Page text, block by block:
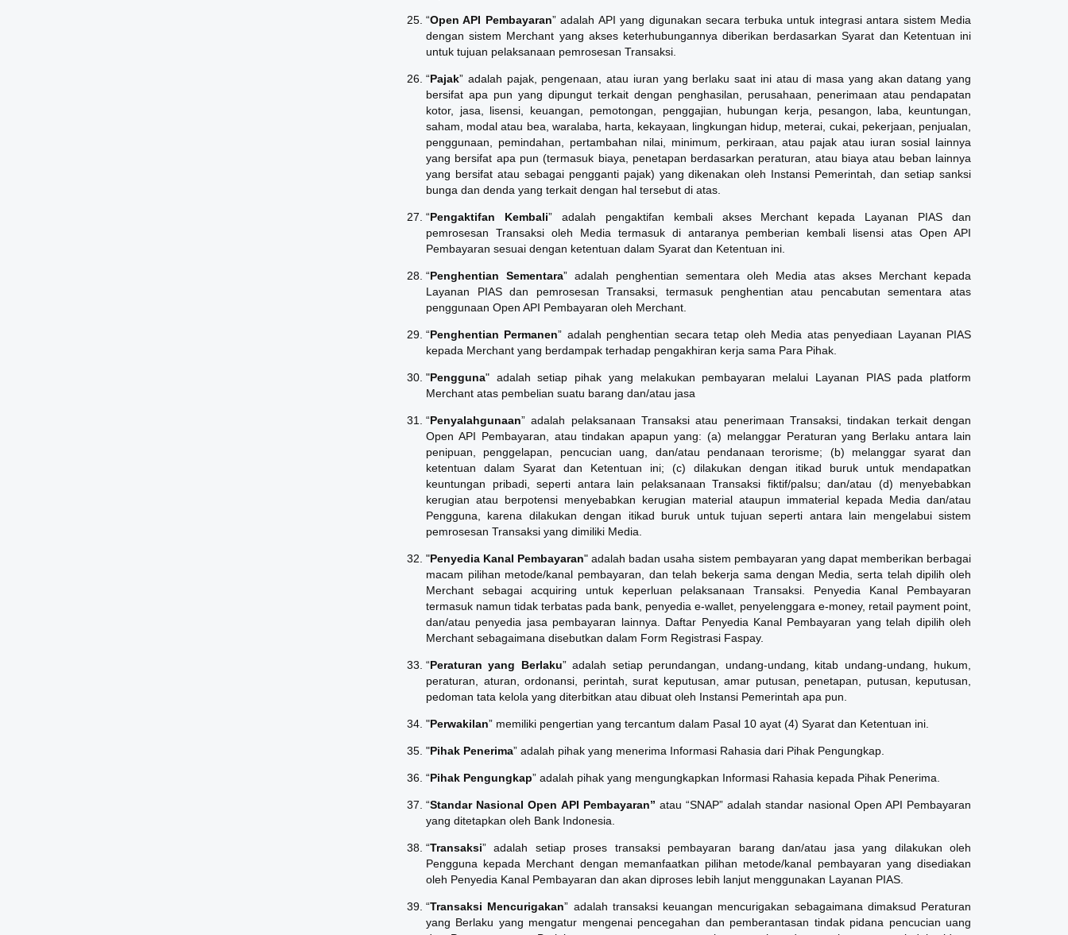
“OpenAPI Pembayaran” adalah API yang digunakan secara terbuka untuk integrasi antara sistem Media
dengan sistem Merchant yang akses keterhubungannya diberikan berdasarkan Syarat dan Ketentuan ini
untuk tujuan pelaksanaan pemrosesan Transaksi.
“Pajak” adalah pajak, pengenaan, atau iuran yang berlaku saat ini atau di masa yang akan datang yang
bersifat apa pun yang dipungut terkait dengan penghasilan, perusahaan, penerimaan atau pendapatan
kotor, jasa, lisensi, keuangan, pemotongan, penggajian, hubungan kerja, pesangon, laba, keuntungan,
saham, modal atau bea, waralaba, harta, kekayaan, lingkungan hidup, meterai, cukai, pekerjaan, penjualan,
penggunaan, pemindahan, pertambahan nilai, minimum, perkiraan, atau pajak atau iuran sosial lainnya
yang bersifat apa pun (termasuk biaya, penetapan berdasarkan peraturan, atau biaya atau beban lainnya
yang bersifat atau sebagai pengganti pajak) yang dikenakan oleh Instansi Pemerintah, dan setiap sanksi
bunga dan denda yang terkait dengan hal tersebut di atas.
“Pengaktifan Kembali” adalah pengaktifan kembali akses Merchant kepada Layanan PIAS dan
pemrosesan Transaksi oleh Media termasuk di antaranya pemberian kembali lisensi atas Open API
Pembayaran sesuai dengan ketentuan dalam Syarat dan Ketentuan ini.
“Penghentian Sementara” adalah penghentian sementara oleh Media atas akses Merchant kepada
Layanan PIAS dan pemrosesan Transaksi, termasuk penghentian atau pencabutan sementara atas
penggunaan Open API Pembayaran oleh Merchant.
“Penghentian Permanen” adalah penghentian secara tetap oleh Media atas penyediaan Layanan PIAS
kepada Merchant yang berdampak terhadap pengakhiran kerja sama Para Pihak.
"Pengguna" adalah setiap pihak yang melakukan pembayaran melalui Layanan PIAS pada platform
Merchant atas pembelian suatu barang dan/atau jasa
“Penyalahgunaan” adalah pelaksanaan Transaksi atau penerimaan Transaksi, tindakan terkait dengan
Open API Pembayaran, atau tindakan apapun yang: (a) melanggar Peraturan yang Berlaku antara lain
penipuan, penggelapan, pencucian uang, dan/atau pendanaan terorisme; (b) melanggar syarat dan
ketentuan dalam Syarat dan Ketentuan ini; (c) dilakukan dengan itikad buruk untuk mendapatkan
keuntungan pribadi, seperti antara lain pelaksanaan Transaksi fiktif/palsu; dan/atau (d) menyebabkan
kerugian atau berpotensi menyebabkan kerugian material ataupun immaterial kepada Media dan/atau
Pengguna, karena dilakukan dengan itikad buruk untuk tujuan seperti antara lain mengelabui sistem
pemrosesan Transaksi yang dimiliki Media.
"Penyedia Kanal Pembayaran" adalah badan usaha sistem pembayaran yang dapat memberikan berbagai
macam pilihan metode/kanal pembayaran, dan telah bekerja sama dengan Media, serta telah dipilih oleh
Merchant sebagai acquiring untuk keperluan pelaksanaan Transaksi. Penyedia Kanal Pembayaran
termasuk namun tidak terbatas pada bank, penyedia e-wallet, penyelenggara e-money, retail payment point,
dan/atau penyedia jasa pembayaran lainnya. Daftar Penyedia Kanal Pembayaran yang telah dipilih oleh
Merchant sebagaimana disebutkan dalam Form Registrasi Faspay.
“Peraturan yang Berlaku” adalah setiap perundangan, undang-undang, kitab undang-undang, hukum,
peraturan, aturan, ordonansi, perintah, surat keputusan, amar putusan, penetapan, putusan, keputusan,
pedoman tata kelola yang diterbitkan atau dibuat oleh Instansi Pemerintah apa pun.
"Perwakilan” memiliki pengertian yang tercantum dalam Pasal 10 ayat (4) Syarat dan Ketentuan ini.
"Pihak Penerima” adalah pihak yang menerima Informasi Rahasia dari Pihak Pengungkap.
“Pihak Pengungkap” adalah pihak yang mengungkapkan Informasi Rahasia kepada Pihak Penerima.
“Standar Nasional Open API Pembayaran” atau “SNAP” adalah standar nasional Open API Pembayaran
yang ditetapkan oleh Bank Indonesia.
“Transaksi” adalah setiap proses transaksi pembayaran barang dan/atau jasa yang dilakukan oleh
Pengguna kepada Merchant dengan memanfaatkan pilihan metode/kanal pembayaran yang disediakan
oleh Penyedia Kanal Pembayaran dan akan diproses lebih lanjut menggunakan Layanan PIAS.
“Transaksi Mencurigakan” adalah transaksi keuangan mencurigakan sebagaimana dimaksud Peraturan
yang Berlaku yang mengatur mengenai pencegahan dan pemberantasan tindak pidana pencucian uang